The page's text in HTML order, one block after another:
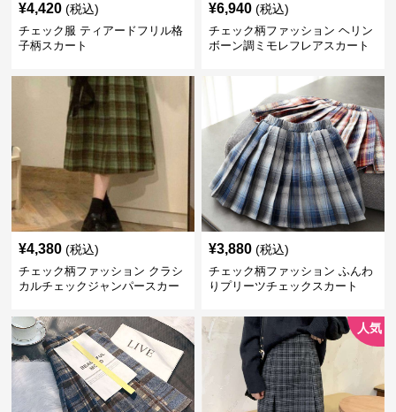
¥4,420 (税込)
チェック服 ティアードフリル格
子柄スカート
¥6,940 (税込)
チェック柄ファッション ヘリン
ボーン調ミモレフレアスカート
¥4,380 (税込)
チェック柄ファッション クラシ
カルチェックジャンパースカー
¥3,880 (税込)
チェック柄ファッション ふんわ
りプリーツチェックスカート
人気